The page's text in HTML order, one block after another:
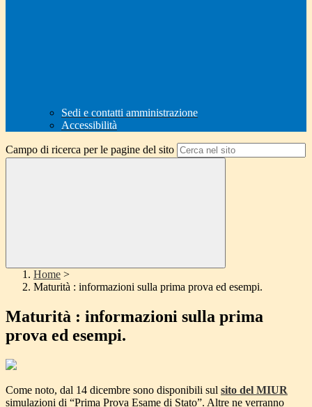
Sedi e contatti amministrazione
Accessibilità
Campo di ricerca per le pagine del sito
Home >
Maturità : informazioni sulla prima prova ed esempi.
Maturità : informazioni sulla prima
prova ed esempi.
Come noto, dal 14 dicembre sono disponibili sul sito del MIUR
simulazioni di “Prima Prova Esame di Stato”. Altre ne verranno